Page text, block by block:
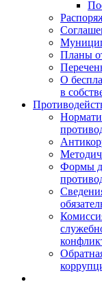
Планы
О
в
Формы